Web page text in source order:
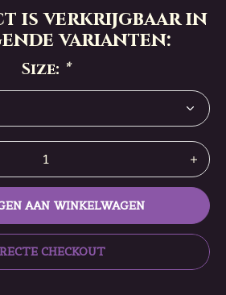
is verkrijgbaar in
varianten:
Size: *
AAN WINKELWAGEN
CHECKOUT